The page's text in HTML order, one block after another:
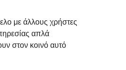
με άλλους χρήστες
απλά
στον κοινό αυτό